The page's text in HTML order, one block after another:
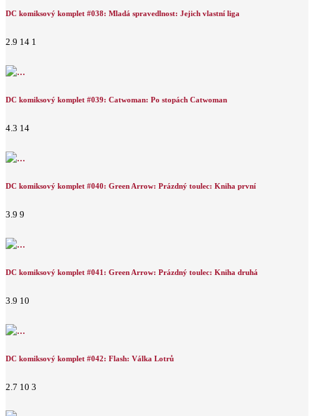
DC komiksový komplet #038: Mladá spravedlnost: Jejich vlastní liga
2.9 14 1
DC komiksový komplet #039: Catwoman: Po stopách Catwoman
4.3 14
DC komiksový komplet #040: Green Arrow: Prázdný toulec: Kniha první
3.9 9
DC komiksový komplet #041: Green Arrow: Prázdný toulec: Kniha druhá
3.9 10
DC komiksový komplet #042: Flash: Válka Lotrů
2.7 10 3